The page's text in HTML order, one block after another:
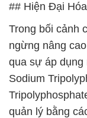
## Hiện Đại
Trong bối cảnh
ngừng nâng
qua sự áp dụng
Sodium
quản lý bằng